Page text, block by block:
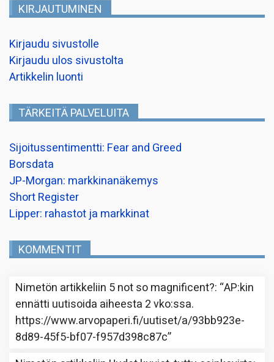
KIRJAUTUMINEN
Kirjaudu sivustolle
Kirjaudu ulos sivustolta
Artikkelin luonti
TÄRKEITÄ PALVELUITA
Sijoitussentimentti: Fear and Greed
Borsdata
JP-Morgan: markkinanäkemys
Short Register
Lipper: rahastot ja markkinat
KOMMENTIT
Nimetön artikkeliin 5 not so magnificent?: “AP:kin
ennätti uutisoida aiheesta 2 vko:ssa.
https://www.arvopaperi.fi/uutiset/a/93bb923e-
8d89-45f5-bf07-f957d398c87c”